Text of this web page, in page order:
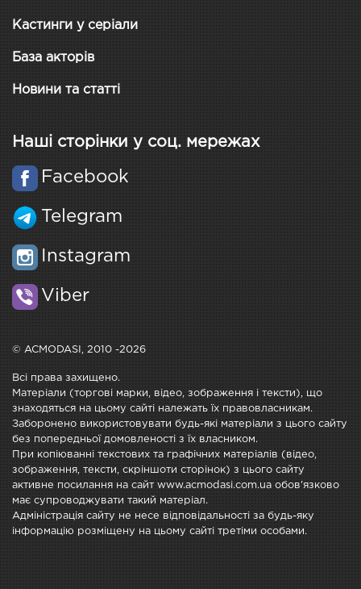
Кастинги у серіали
База акторів
Новини та статті
Наші сторінки у соц. мережах
Facebook
Telegram
Instagram
Viber
© ACMODASI, 2010 -2026
Всі права захищено.
Матеріали (торгові марки, відео, зображення і тексти), що
знаходяться на цьому сайті належать їх правовласникам.
Заборонено використовувати будь-які матеріали з цього сайту
без попередньої домовленості з їх власником.
При копіюванні текстових та графічних матеріалів (відео,
зображення, тексти, скріншоти сторінок) з цього сайту
активне посилання на сайт www.acmodasi.com.ua обов'язково
має супроводжувати такий матеріал.
Адміністрація сайту не несе відповідальності за будь-яку
інформацію розміщену на цьому сайті третіми особами.